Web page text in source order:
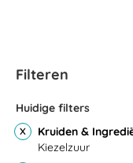
Filteren
Huidige filters
Kruiden &
Kiezelzuur